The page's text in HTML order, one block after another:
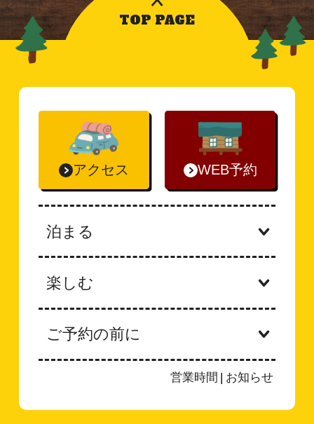
TOP PAGE
泊まる
楽しむ
ご予約の前に
アクセス WEB予約
営業時間 お知らせ